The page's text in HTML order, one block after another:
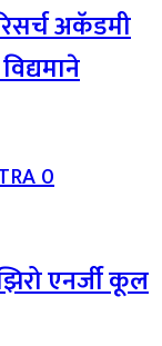
अकॅडमी
0
एनर्जी कूल